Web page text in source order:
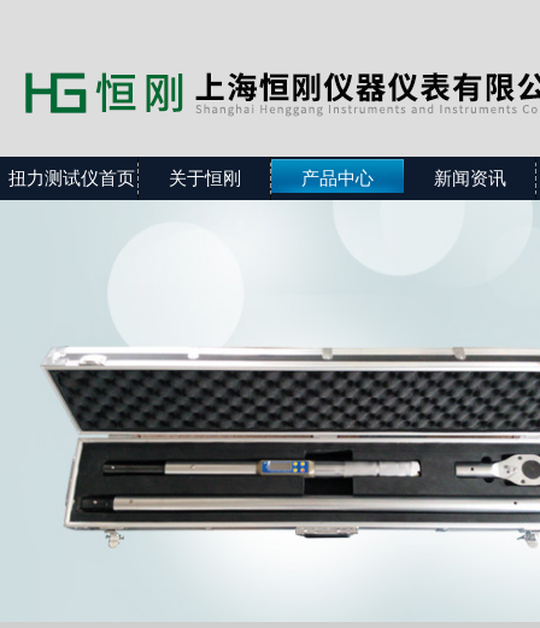
扭力测试仪首页 关于恒刚 产品中心 新闻资讯